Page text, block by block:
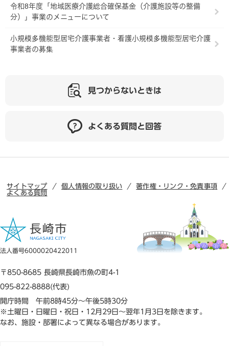
令和8年度「地域医療介護総合確保基金（介護施設等の整備
分）」事業のメニューについて
小規模多機能型居宅介護事業者・看護小規模多機能型居宅介護
事業者の募集
見つからないときは
よくある質問と回答
サイトマップ 個人情報の取り扱い
著作権・リンク・免責事項
よくある質問
法人番号6000020422011
〒850-8685 長崎県長崎市魚の町4-1
095-822-8888(代表)
開庁時間 午前8時45分～午後5時30分
※土曜日・日曜日・祝日・12月29日～翌年1月3日を除きます。
なお、施設・部署によって異なる場合があります。